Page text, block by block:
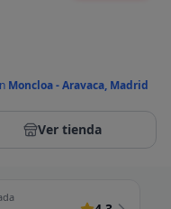
Moncloa - Aravaca, Madrid
Ver tienda